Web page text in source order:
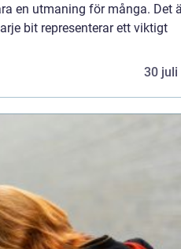
en utmaning för många. Det
bit representerar ett viktigt
30 juli